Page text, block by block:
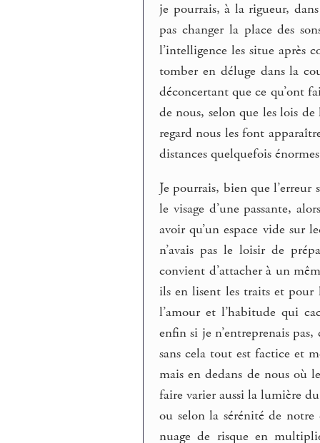
je pourrais, à la rigueur,
pas changer la place des
l’intelligence les situe après
tomber en déluge dans la
déconcertant que ce qu’ont
de nous, selon que les lois
regard nous les font
distances quelquefois
Je pourrais, bien que
le visage d’une passante,
avoir qu’un espace vide sur
n’avais pas le loisir de
convient d’attacher à un
ils en lisent les traits et pour
l’amour et l’habitude qui
enfin si je n’entreprenais
sans cela tout est factice et
mais en dedans de nous où
faire varier aussi la lumière
ou selon la sérénité de
nuage de risque en